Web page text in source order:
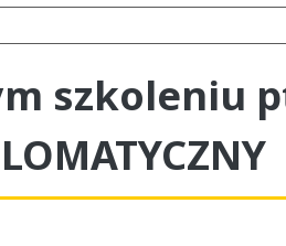
szkoleniu